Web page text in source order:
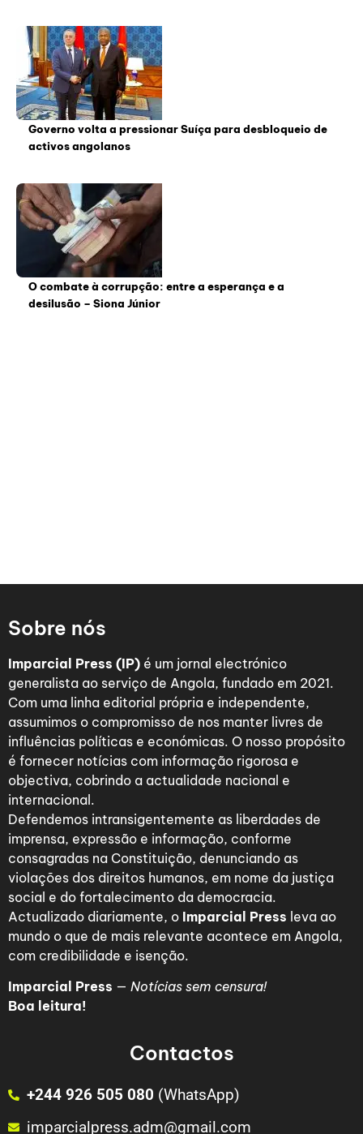
Governo volta a pressionar Suíça para desbloqueio de
activos angolanos
O combate à corrupção: entre a esperança e a
desilusão – Siona Júnior
Sobre nós
Imparcial Press (IP) é um jornal electrónico
generalista ao serviço de Angola, fundado em 2021.
Com uma linha editorial própria e independente,
assumimos o compromisso de nos manter livres de
influências políticas e económicas. O nosso propósito
é fornecer notícias com informação rigorosa e
objectiva, cobrindo a actualidade nacional e
internacional.
Defendemos intransigentemente as liberdades de
imprensa, expressão e informação, conforme
consagradas na Constituição, denunciando as
violações dos direitos humanos, em nome da justiça
social e do fortalecimento da democracia.
Actualizado diariamente, o Imparcial Press leva ao
mundo o que de mais relevante acontece em Angola,
com credibilidade e isenção.
Imparcial Press — Notícias sem censura!
Boa leitura!
Contactos
+244 926 505 080 (WhatsApp)
imparcialpress.adm@gmail.com